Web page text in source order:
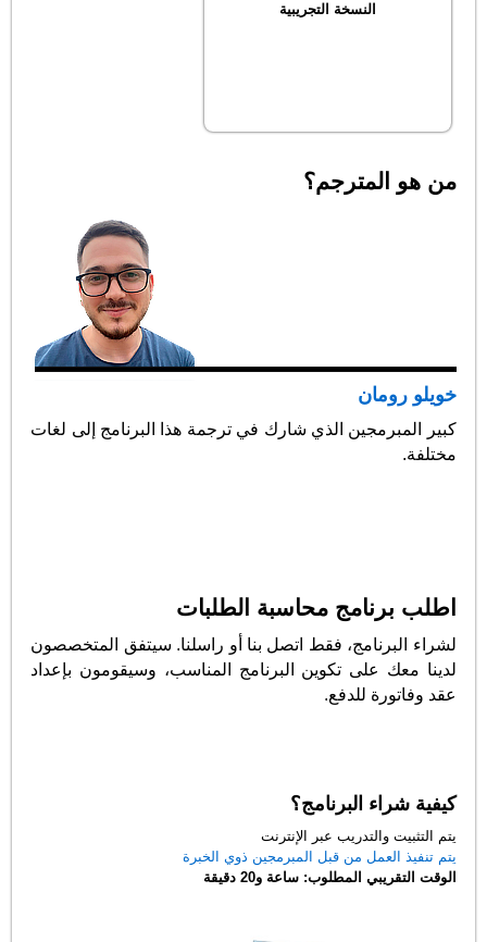
النسخة التجريبية
من هو المترجم؟
خويلو رومان
كبير المبرمجين الذي شارك في ترجمة هذا البرنامج إلى لغات
مختلفة.
اطلب برنامج محاسبة الطلبات
لشراء البرنامج، فقط اتصل بنا أو راسلنا. سيتفق المتخصصون
لدينا معك على تكوين البرنامج المناسب، وسيقومون بإعداد
عقد وفاتورة للدفع.
كيفية شراء البرنامج؟
يتم التثبيت والتدريب عبر الإنترنت
يتم تنفيذ العمل من قبل المبرمجين ذوي الخبرة
الوقت التقريبي المطلوب: ساعة و20 دقيقة